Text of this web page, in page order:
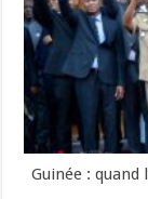
Guinée : quand